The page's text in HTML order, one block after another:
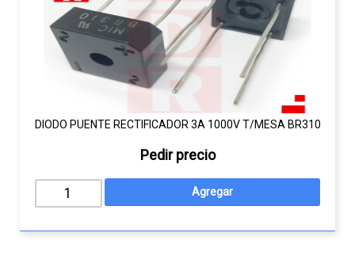
DIODO PUENTE RECTIFICADOR 3A 1000V T/MESA BR310
Pedir precio